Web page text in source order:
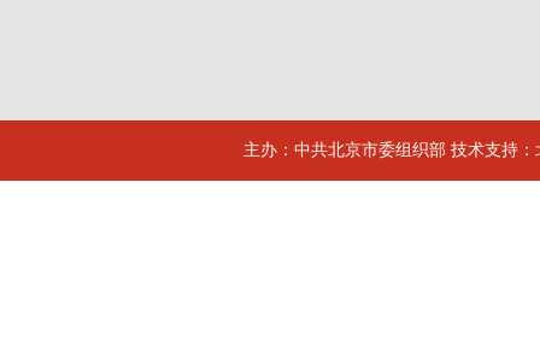
主办：中共北京市委组织部 技术支持